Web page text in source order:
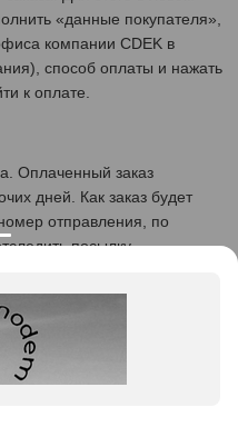
«данные покупателя»,
компании CDEK в
способ оплаты и нажать
к оплате.
Оплаченный заказ
дней. Как заказ будет
отправления, по
посылку.
на сумму свыше 10000